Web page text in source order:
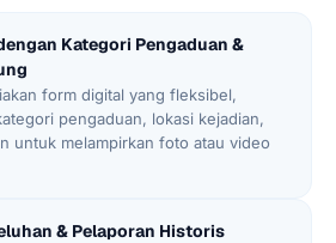
Kategori Pengaduan &
form digital yang fleksibel,
pengaduan, lokasi kejadian,
untuk melampirkan foto atau video
& Pelaporan Historis